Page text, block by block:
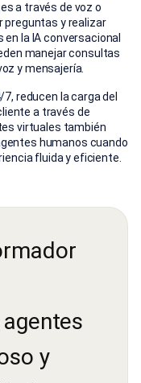
a través de voz o
preguntas y realizar
la IA conversacional
manejar consultas
y mensajería.
reducen la carga del
a través de
virtuales también
humanos cuando
fluida y eficiente.
y